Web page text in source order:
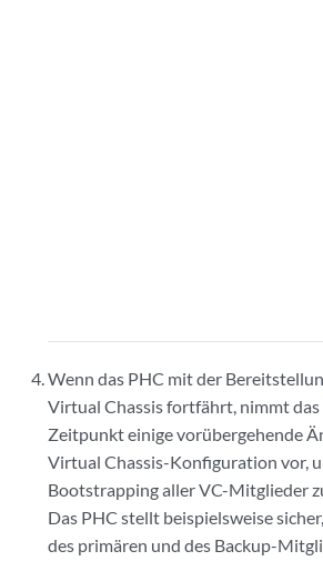
Wenn das PHC mit der
Virtual Chassis fortfährt, nimmt das
Zeitpunkt einige vorübergehende
Virtual Chassis-Konfiguration vor,
Bootstrapping aller VC-Mitglieder
Das PHC stellt beispielsweise
des primären und des Backup-